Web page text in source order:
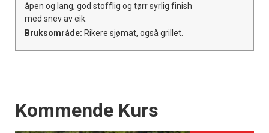
åpen og lang, god stofflig og tørr syrlig finish
med snev av eik.
Bruksområde: Rikere sjømat, også grillet.
Events
Kommende Kurs